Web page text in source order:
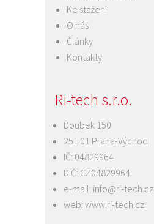
Ke stažení
O nás
Články
Kontakty
RI-tech s.r.o.
Doubek 150
251 01 Praha-Východ
IČ: 04829964
DIČ: CZ04829964
e-mail: info@ri-tech.cz
web: www.ri-tech.cz